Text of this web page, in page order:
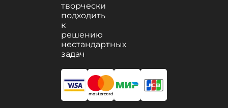
творчески
подходить
к
решению
нестандартных
задач